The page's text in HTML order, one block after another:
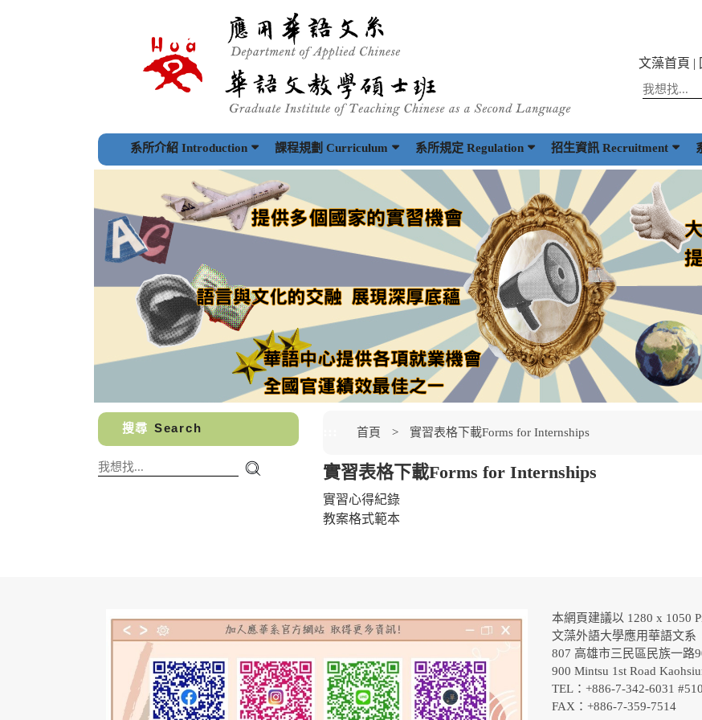
文藻首頁
系所介紹 Introduction 課程規劃 Curriculum 系所規定 Regulation 招生資訊 Recruitment
搜尋 Search 首頁 實習表格下載Forms for Internships
實習表格下載Forms for Internships
實習心得紀錄
教案格式範本
本網頁建議以 1280 x 1050
文藻外語大學應用華語文
807 高雄市三民區民族一路
900 Mintsu 1st Road
TEL：+886-7-342-6031
FAX：+886-7-359-7514